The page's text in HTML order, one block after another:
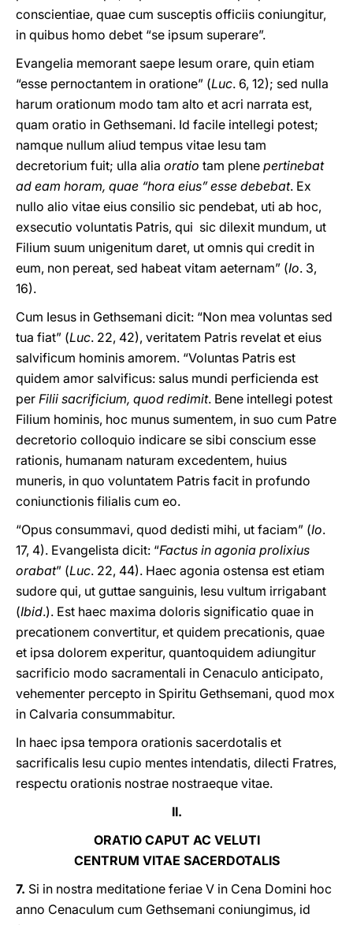
conscientiae, quae cum susceptis officiis coniungitur,
in quibus homo debet “se ipsum superare”.
Evangelia memorant saepe Iesum orare, quin etiam
“esse pernoctantem in oratione” (Luc. 6, 12); sed nulla
harum orationum modo tam alto et acri narrata est,
quam oratio in Gethsemani. Id facile intellegi potest;
namque nullum aliud tempus vitae Iesu tam
decretorium fuit; ulla alia oratio tam plene pertinebat
ad eam horam, quae “hora eius” esse debebat. Ex
nullo alio vitae eius consilio sic pendebat, uti ab hoc,
exsecutio voluntatis Patris, qui sic dilexit mundum, ut
Filium suum unigenitum daret, ut omnis qui credit in
eum, non pereat, sed habeat vitam aeternam” (Io. 3,
16).
Cum Iesus in Gethsemani dicit: “Non mea voluntas sed
tua fiat” (Luc. 22, 42), veritatem Patris revelat et eius
salvificum hominis amorem. “Voluntas Patris est
quidem amor salvificus: salus mundi perficienda est
per Filii sacrificium, quod redimit. Bene intellegi potest
Filium hominis, hoc munus sumentem, in suo cum Patre
decretorio colloquio indicare se sibi conscium esse
rationis, humanam naturam excedentem, huius
muneris, in quo voluntatem Patris facit in profundo
coniunctionis filialis cum eo.
“Opus consummavi, quod dedisti mihi, ut faciam” (Io.
17, 4). Evangelista dicit: “Factus in agonia prolixius
orabat” (Luc. 22, 44). Haec agonia ostensa est etiam
sudore qui, ut guttae sanguinis, Iesu vultum irrigabant
(Ibid.). Est haec maxima doloris significatio quae in
precationem convertitur, et quidem precationis, quae
et ipsa dolorem experitur, quantoquidem adiungitur
sacrificio modo sacramentali in Cenaculo anticipato,
vehementer percepto in Spiritu Gethsemani, quod mox
in Calvaria consummabitur.
In haec ipsa tempora orationis sacerdotalis et
sacrificalis Iesu cupio mentes intendatis, dilecti Fratres,
respectu orationis nostrae nostraeque vitae.
II.
ORATIO CAPUT AC VELUTI
CENTRUM VITAE SACERDOTALIS
7. Si in nostra meditatione feriae V in Cena Domini hoc
anno Cenaculum cum Gethsemani coniungimus, id